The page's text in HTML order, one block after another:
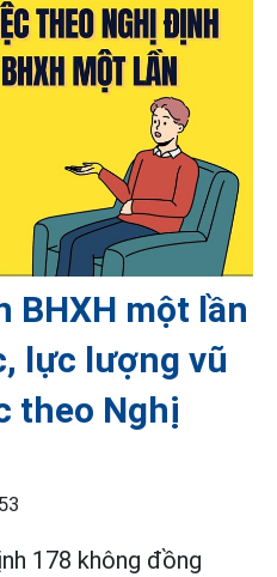
BHXH một lần
lực lượng vũ
theo Nghị
178 không đồng